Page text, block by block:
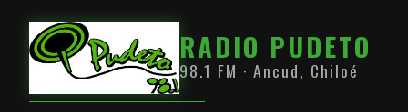
RADIO PUDETO
98.1 FM · Ancud, Chiloé